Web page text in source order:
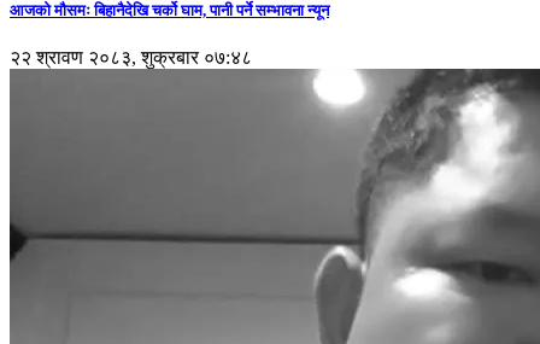
आजको मौसमः बिहानैदेखि चर्को घाम, पानी पर्ने सम्भावना न्यून
२२ श्रावण २०८३, शुक्रबार ०७:४८